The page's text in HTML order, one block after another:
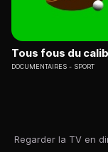
Regarder la TV en
Tous fous du
DOCUMENTAIRES SPORT